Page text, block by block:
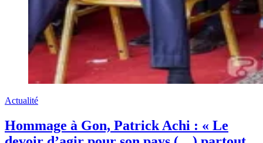
Actualité
Hommage à Gon, Patrick Achi : « Le